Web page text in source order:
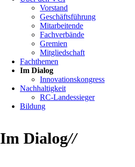
Vorstand
Geschäftsführung
Mitarbeitende
Fachverbände
Gremien
Mitgliedschaft
Fachthemen
Im Dialog
Innovationskongress
Nachhaltigkeit
RC-Landessieger
Bildung
Im Dialog//